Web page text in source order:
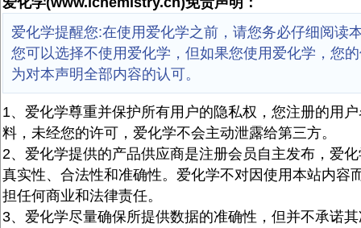
爱化学提醒您:在使用爱化学之前，请您务必仔细阅读
您可以选择不使用爱化学，但如果您使用爱化学，您
为对本声明全部内容的认可。
1、爱化学尊重并保护所有用户的隐私权，您注册的用
料，未经您的许可，爱化学不会主动泄露给第三方。
2、爱化学提供的产品供应商是注册会员自主发布，爱
真实性、合法性和准确性。爱化学不对因使用本站内容
担任何商业和法律责任。
3、爱化学尽量确保所提供数据的准确性，但并不承诺